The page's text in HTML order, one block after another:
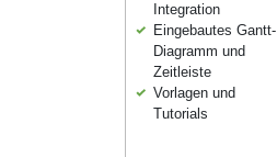
Integration
Eingebautes Gantt-
Diagramm und
Zeitleiste
Vorlagen und
Tutorials